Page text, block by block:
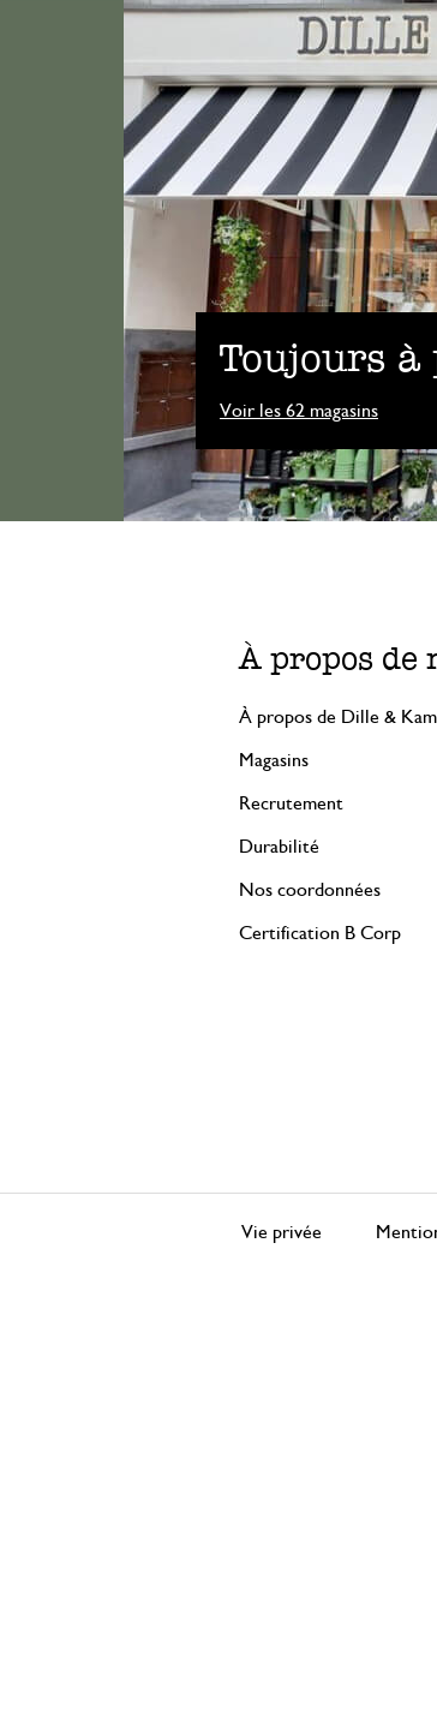
Toujours
Voir les 62 magasins
À propos de
À propos de Dille &
Magasins
Recrutement
Durabilité
Nos coordonnées
Certification B Corp
Vie privée